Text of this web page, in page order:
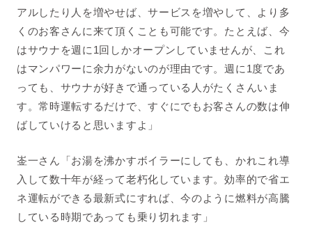
アルしたり人を増やせば、サービスを増やして、より多
くのお客さんに来て頂くことも可能です。たとえば、今
はサウナを週に1回しかオープンしていませんが、これ
はマンパワーに余力がないのが理由です。週に1度であ
っても、サウナが好きで通っている人がたくさんいま
す。常時運転するだけで、すぐにでもお客さんの数は伸
ばしていけると思いますよ」
崟一さん「お湯を沸かすボイラーにしても、かれこれ導
入して数十年が経って老朽化しています。効率的で省エ
ネ運転ができる最新式にすれば、今のように燃料が高騰
している時期であっても乗り切れます」